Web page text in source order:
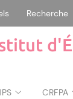
Recherche
CRFPA